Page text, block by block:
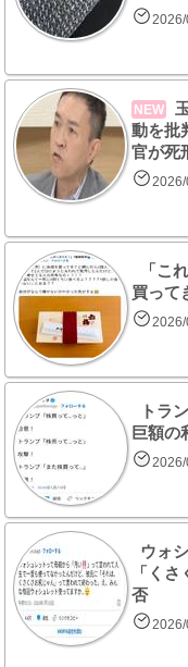
NEW
動を批
官が死
「こ
買って
トラ
巨額の
ウォ
「く
否